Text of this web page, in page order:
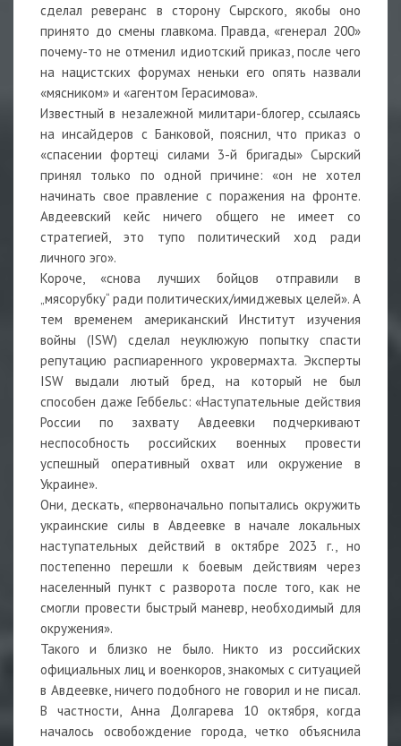
сделал реверанс в сторону Сырского, якобы оно
принято до смены главкома. Правда, «генерал 200»
почему-то не отменил идиотский приказ, после чего
на нацистских форумах неньки его опять назвали
«мясником» и «агентом Герасимова».
Известный в незалежной милитари-блогер, ссылаясь
на инсайдеров с Банковой, пояснил, что приказ о
«спасении фортецi силами 3-й бригады» Сырский
принял только по одной причине: «он не хотел
начинать свое правление с поражения на фронте.
Авдеевский кейс ничего общего не имеет со
стратегией, это тупо политический ход ради
личного эго».
Короче, «снова лучших бойцов отправили в
„мясорубку“ ради политических/имиджевых целей». А
тем временем американский Институт изучения
войны (ISW) сделал неуклюжую попытку спасти
репутацию распиаренного укровермахта. Эксперты
ISW выдали лютый бред, на который не был
способен даже Геббельс: «Наступательные действия
России по захвату Авдеевки подчеркивают
неспособность российских военных провести
успешный оперативный охват или окружение в
Украине».
Они, дескать, «первоначально попытались окружить
украинские силы в Авдеевке в начале локальных
наступательных действий в октябре 2023 г., но
постепенно перешли к боевым действиям через
населенный пункт с разворота после того, как не
смогли провести быстрый маневр, необходимый для
окружения».
Такого и близко не было. Никто из российских
официальных лиц и военкоров, знакомых с ситуацией
в Авдеевке, ничего подобного не говорил и не писал.
В частности, Анна Долгарева 10 октября, когда
началось освобождение города, четко объяснила